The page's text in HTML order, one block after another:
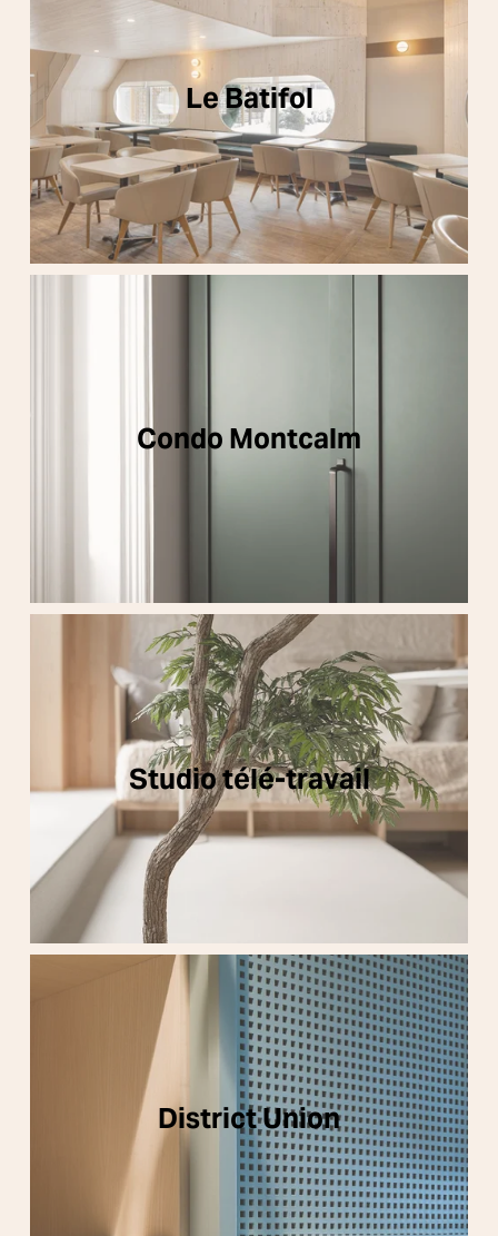
Le Batifol
Condo Montcalm
Studio télé-travail
District Union